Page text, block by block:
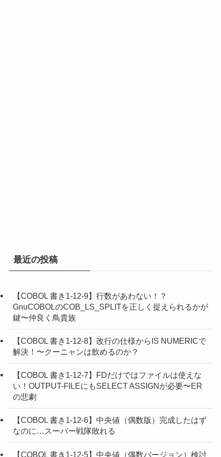
最近の投稿
【COBOL 書き1-12-9】行数があわない！？
GnuCOBOLのCOB_LS_SPLITを正しく捉えられるかが
鍵〜仲良く鳥貴族
【COBOL 書き1-12-8】改行の仕様からIS NUMERICで
解決！〜クーニャンは飲めるのか？
【COBOL 書き1-12-7】FDだけではファイルは使えな
い！OUTPUT-FILEにもSELECT ASSIGNが必要〜ER
の悲劇
【COBOL 書き1-12-6】中央値（偶数版）完成したはず
なのに…スーパー戦隊敗れる
【COBOL 書き1-12-5】中央値（偶数バージョン）検討